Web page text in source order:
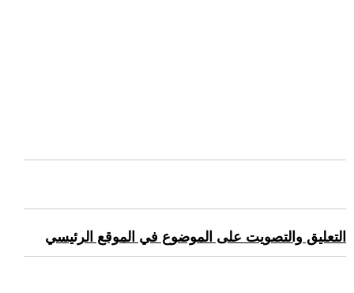
التعليق والتصويت على الموضوع في الموقع الرئيسي